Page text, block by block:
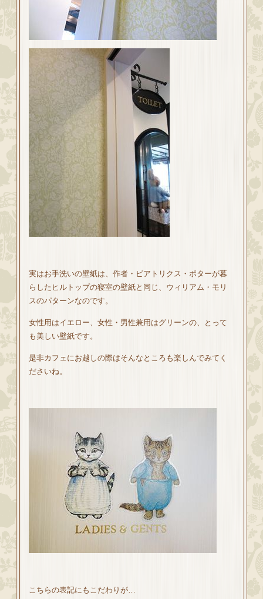
実はお手洗いの壁紙は、作者・ビアトリクス・ポターが暮
らしたヒルトップの寝室の壁紙と同じ、ウィリアム・モリ
スのパターンなのです。
女性用はイエロー、女性・男性兼用はグリーンの、とって
も美しい壁紙です。
是非カフェにお越しの際はそんなところも楽しんでみてく
ださいね。
こちらの表記にもこだわりが…